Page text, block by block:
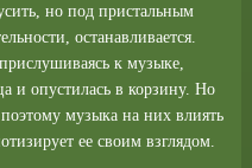
но под пристальным
останавливается.
к музыке,
и опустилась в корзину. Но
музыка на них влиять
ее своим взглядом.